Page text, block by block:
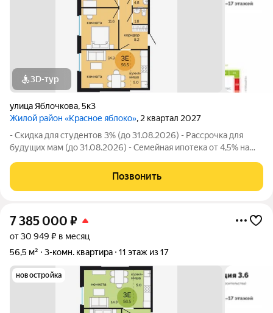
3D-тур
улица Яблочкова,5к3
Жилой район «Красное яблоко», 2 квартал 2027
- Скидка для студентов 3% (до 31.08.2026) - Рассрочка для
будущих мам (до 31.08.2026) - Семейная ипотека от 4,5% на
31.08.2026) - Скидка до 3% за каждого ребёнка (до 31.08.2026)
- Материнский
Позвонить
7 385 000 ₽
от 30 949 ₽ в месяц
56,5 м²
3-комн. квартира 11 этаж из 17
новостройка